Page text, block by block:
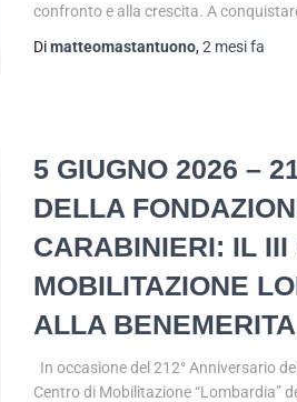
confronto e alla crescita. A
Dimatteomastantuono,2 mesifa
5 GIUGNO 2026 –
DELLA
CARABINIERI: IL III
MOBILITAZIONE
ALLA BENEMERITA
In occasione del 212° Anniversario
Centro di Mobilitazione “Lombardia”